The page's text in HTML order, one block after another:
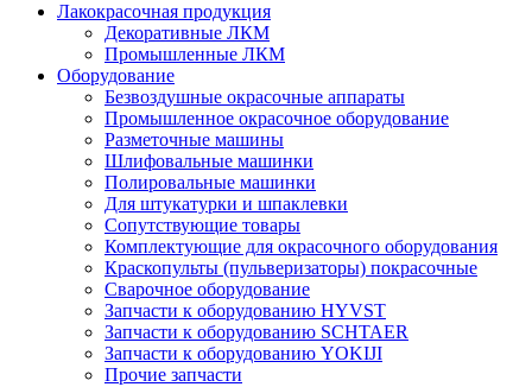
Лакокрасочная продукция
Декоративные ЛКМ
Промышленные ЛКМ
Оборудование
Безвоздушные окрасочные аппараты
Промышленное окрасочное оборудование
Разметочные машины
Шлифовальные машинки
Полировальные машинки
Для штукатурки и шпаклевки
Сопутствующие товары
Комплектующие для окрасочного оборудования
Краскопульты (пульверизаторы) покрасочные
Сварочное оборудование
Запчасти к оборудованию HYVST
Запчасти к оборудованию SCHTAER
Запчасти к оборудованию YOKIJI
Прочие запчасти